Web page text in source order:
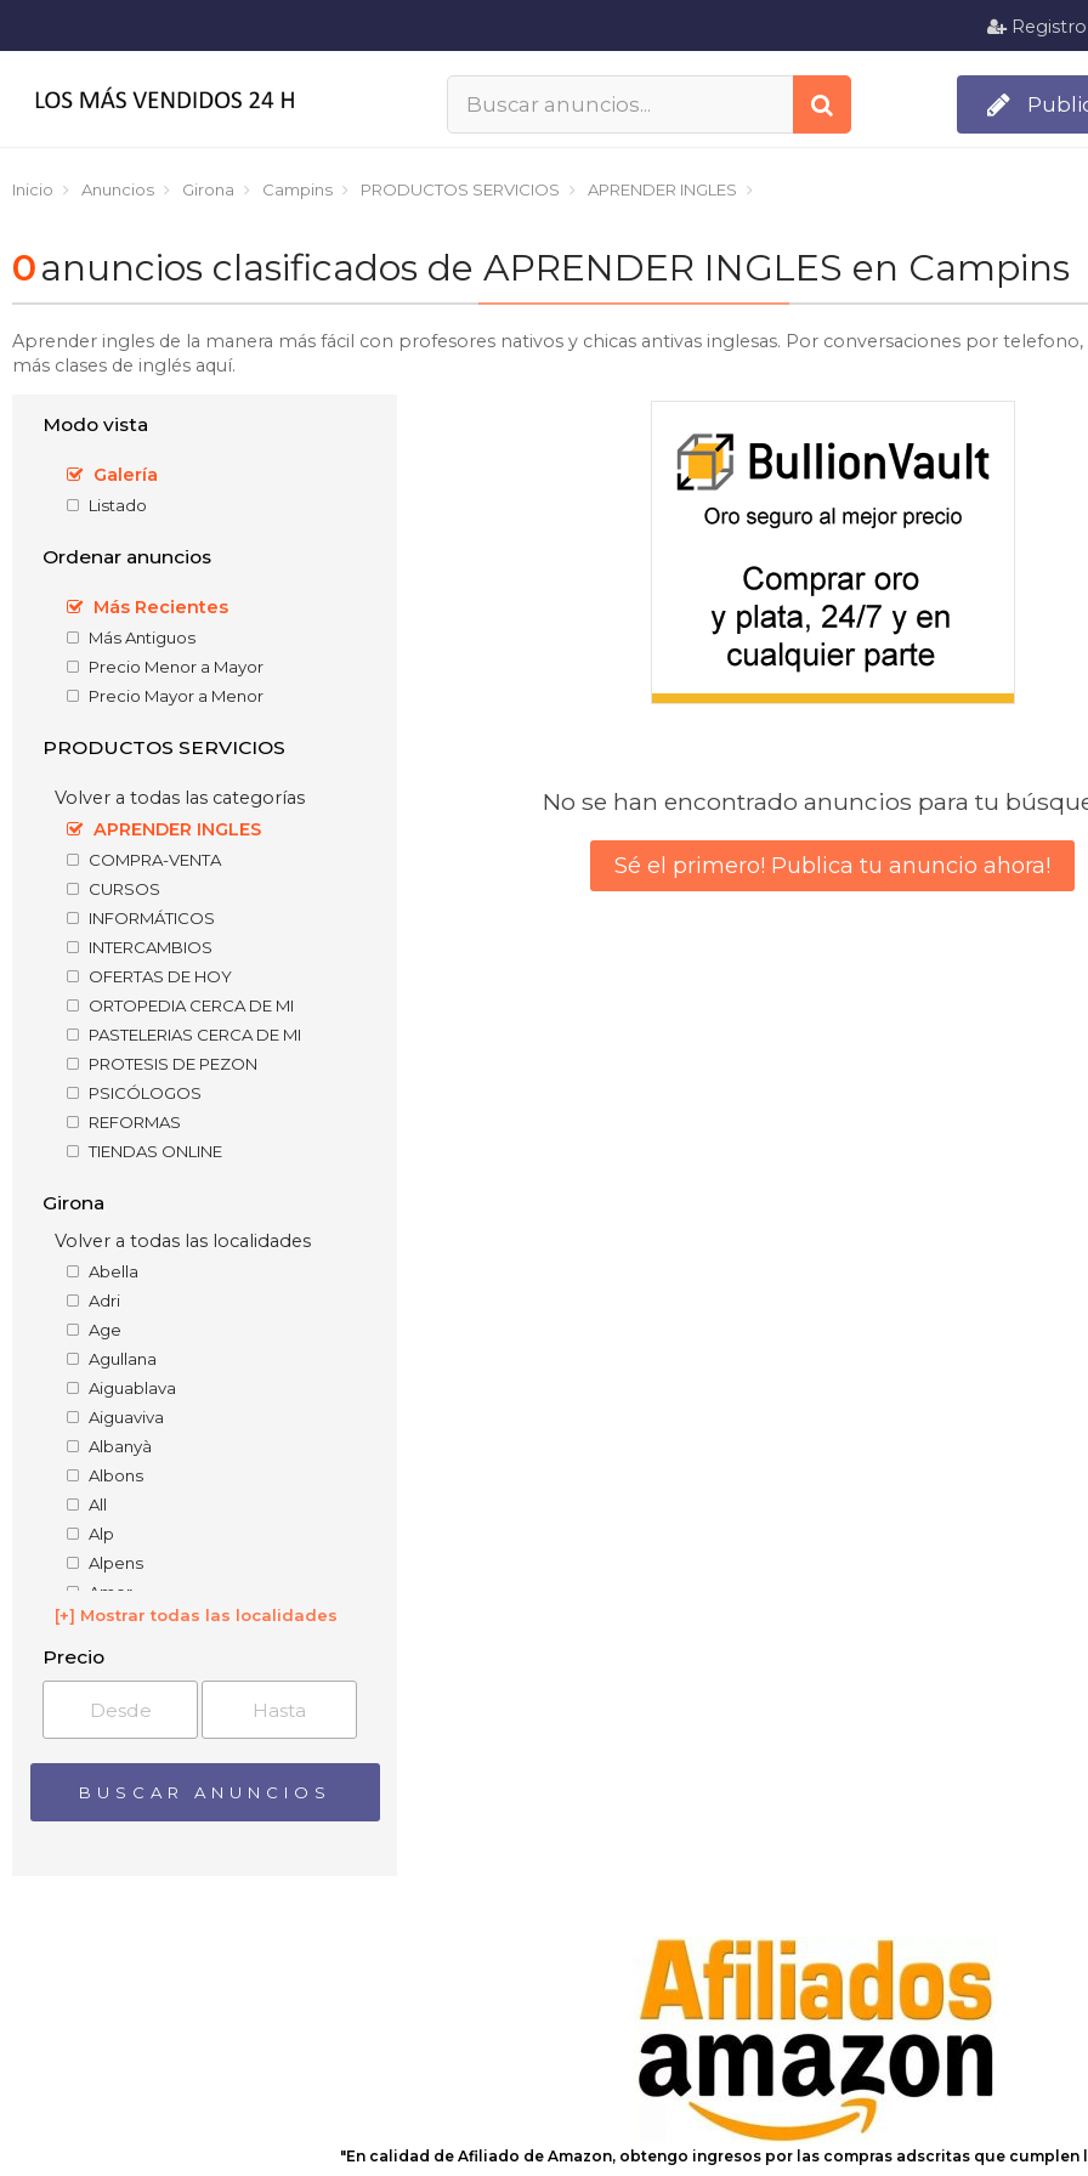
Registro
Inicio Anuncios Girona Campins PRODUCTOS SERVICIOS APRENDER INGLES
0anuncios clasificados de APRENDER INGLES en Campins
Aprender ingles de la manera más fácil con profesores nativos y chicas antivas inglesas. Por conversaciones por
más clases de inglés aquí.
Modo vista
Galería
Listado
Ordenar anuncios
Más Recientes
Más Antiguos
Precio Menor a Mayor
Precio Mayor a Menor
PRODUCTOS SERVICIOS
Volver a todas las categorías
APRENDER INGLES
COMPRA-VENTA
CURSOS
INFORMÁTICOS
INTERCAMBIOS
OFERTAS DE HOY
ORTOPEDIA CERCA DE MI
PASTELERIAS CERCA DE MI
PROTESIS DE PEZON
PSICÓLOGOS
REFORMAS
TIENDAS ONLINE
Girona
Volver a todas las localidades
Abella
Adri
Age
Agullana
Aiguablava
Aiguaviva
Albanyà
Albons
All
Alp
Alpens
Amer
Anglès
Arbúcies
Argelaguer
Arnera
Avinyonet de Puigventós
Banyoles
Barri del Pantà
Bas
[+] Mostrar todas las localidades
Precio
No se han encontrado anuncios para tu
Sé el primero! Publica tu anuncio ahora!
"En calidad de Afiliado de Amazon, obtengo ingresos por las compras adscritas que